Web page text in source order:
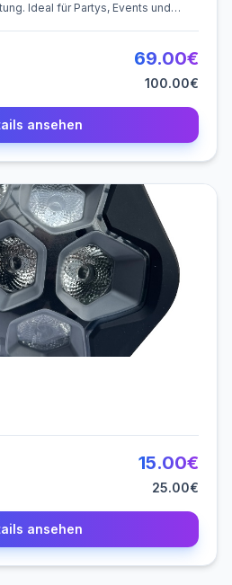
Ideal für Partys, Events und
69.00€
100.00€
ansehen
15.00€
25.00€
ansehen